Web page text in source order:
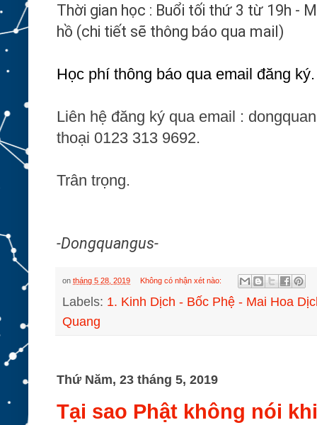
Thời gian học : Buổi tối thứ 3 từ 19h -
hồ (chi tiết sẽ thông báo qua mail)
Học phí thông báo qua email đăng ký.
Liên hệ đăng ký qua email :
thoại 0123 313 9692.
Trân trọng.
-Dongquangus-
on tháng 5 28, 2019 Không có nhận xét nào:
Labels: 1. Kinh Dịch - Bốc Phệ - Mai Hoa
Quang
Thứ Năm, 23 tháng 5, 2019
Tại sao Phật không nói